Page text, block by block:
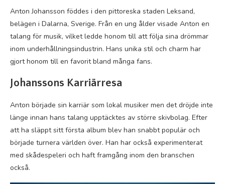
Anton Johansson föddes i den pittoreska staden Leksand,
belägen i Dalarna, Sverige. Från en ung ålder visade Anton en
talang för musik, vilket ledde honom till att följa sina drömmar
inom underhållningsindustrin. Hans unika stil och charm har
gjort honom till en favorit bland många fans.
Johanssons Karriärresa
Anton började sin karriär som lokal musiker men det dröjde inte
länge innan hans talang upptäcktes av större skivbolag. Efter
att ha släppt sitt första album blev han snabbt populär och
började turnera världen över. Han har också experimenterat
med skådespeleri och haft framgång inom den branschen
också.